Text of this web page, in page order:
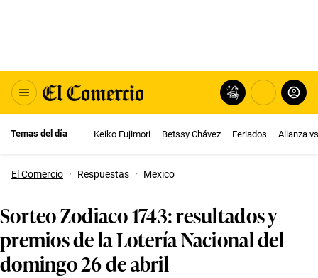
Temas del día Keiko Fujimori Betssy Chávez Feriados Alianza
El Comercio · Respuestas · Mexico
Sorteo Zodiaco 1743: resultados y
premios de la Lotería Nacional del
domingo 26 de abril